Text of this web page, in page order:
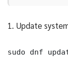
1. Update
sudo dnf